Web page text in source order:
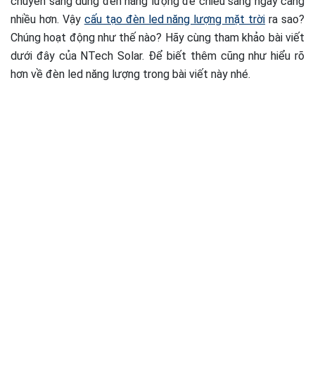
nhiều hơn. Vậy cấu tạo đèn led năng lượng mặt trời ra sao?
Chúng hoạt động như thế nào? Hãy cùng tham khảo bài viết
dưới đây của NTech Solar. Để biết thêm cũng như hiểu rõ
hơn về đèn led năng lượng trong bài viết này nhé.